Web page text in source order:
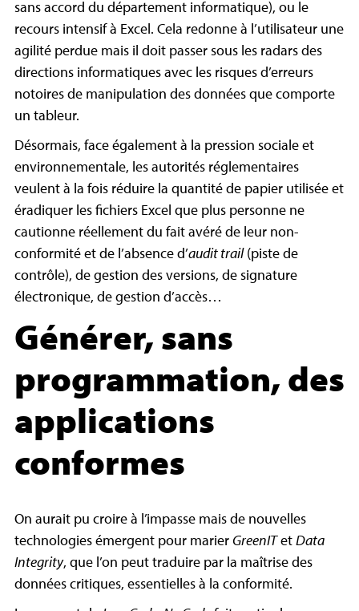
sans accord du département informatique), ou le
recours intensif à Excel. Cela redonne à l’utilisateur une
agilité perdue mais il doit passer sous les radars des
directions informatiques avec les risques d’erreurs
notoires de manipulation des données que comporte
un tableur.
Désormais, face également à la pression sociale et
environnementale, les autorités réglementaires
veulent à la fois réduire la quantité de papier utilisée et
éradiquer les fichiers Excel que plus personne ne
cautionne réellement du fait avéré de leur non-
conformité et de l’absence d’audit trail(piste de
contrôle), de gestion des versions, de signature
électronique, de gestion d’accès…
Générer, sans
programmation, des
applications
conformes
On aurait pu croire à l’impasse mais de nouvelles
technologies émergent pour marierGreenITetData
Integrity, que l’on peut traduire par la maîtrise des
données critiques, essentielles à la conformité.